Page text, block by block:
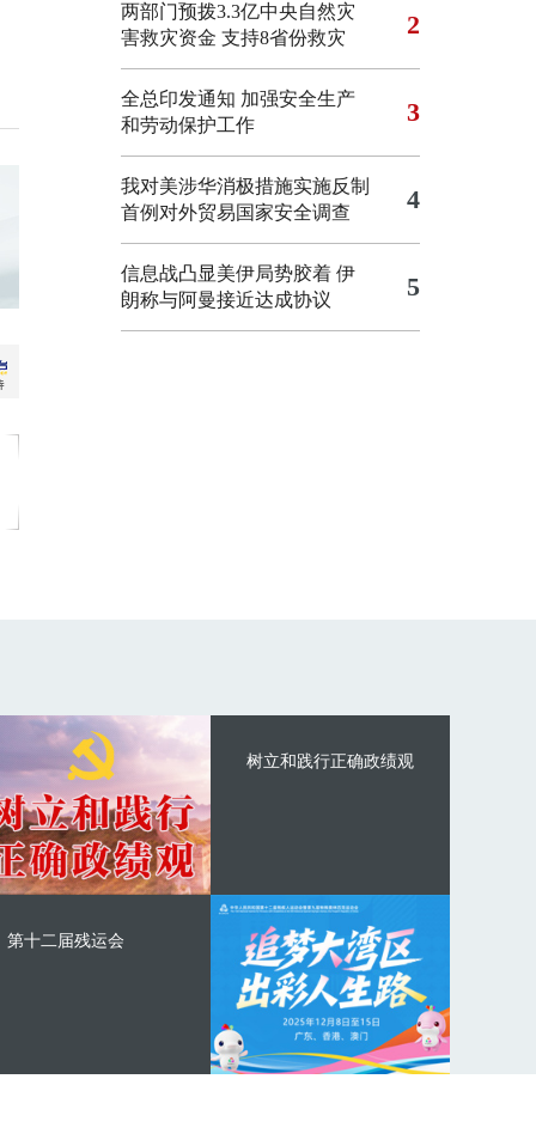
两部门预拨3.3亿中央自然灾
害救灾资金 支持8省份救灾
2
全总印发通知 加强安全生产
和劳动保护工作
3
我对美涉华消极措施实施反制
首例对外贸易国家安全调查
4
信息战凸显美伊局势胶着 伊
朗称与阿曼接近达成协议
5
树立和践行正确政绩观
第十二届残运会